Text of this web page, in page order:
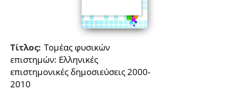
Τίτλος: Τομέας φυσικών
επιστημών: Ελληνικές
επιστημονικές δημοσιεύσεις 2000-
2010